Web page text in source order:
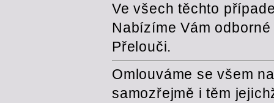
Ve všech těchto
Nabízíme Vám
Přelouči.
Omlouváme se všem
samozřejmě i těm